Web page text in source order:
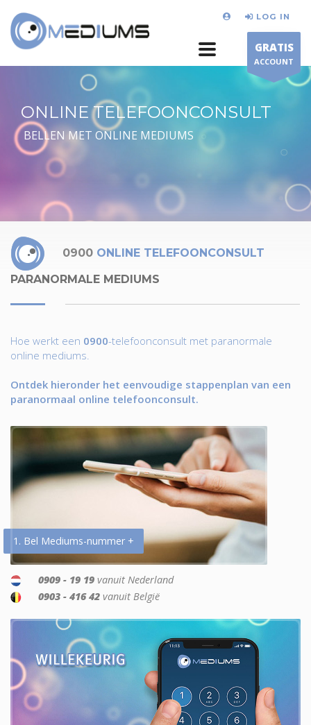
LOG IN
GRATIS
ACCOUNT
ONLINE TELEFOONCONSULT
BELLEN MET ONLINE MEDIUMS
0900 ONLINE TELEFOONCONSULT
PARANORMALE MEDIUMS
Hoe werkt een 0900-telefoonconsult met paranormale
online mediums.
Ontdek hieronder het eenvoudige stappenplan van een
paranormaal online telefoonconsult.
1. Bel Mediums-nummer +
0909 - 19 19 vanuit Nederland
0903 - 416 42 vanuit België